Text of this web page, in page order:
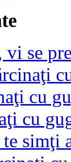
se
cu
cu
te simţi